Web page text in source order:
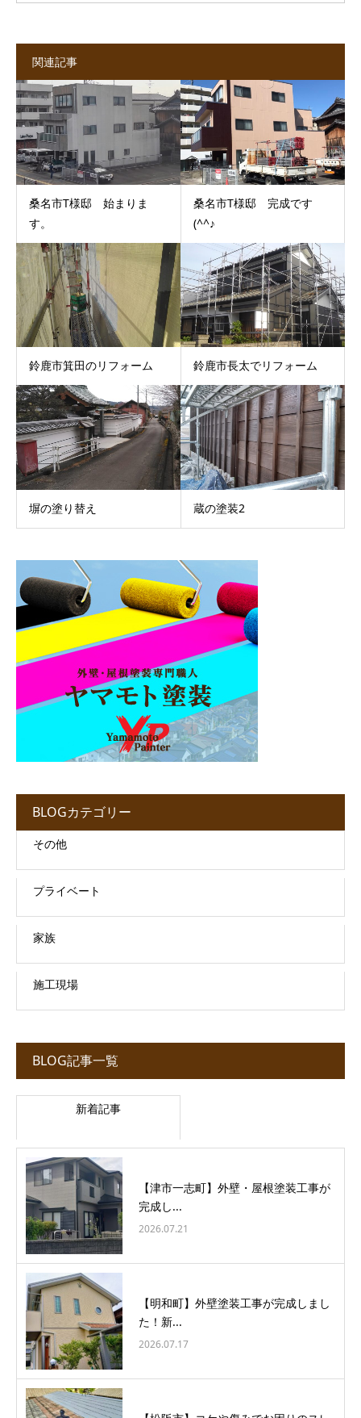
関連記事
桑名市T様邸 始まりま
す。
桑名市T様邸 完成です
(^^♪
鈴鹿市箕田のリフォーム 鈴鹿市長太でリフォーム
塀の塗り替え 蔵の塗装2
BLOGカテゴリー
その他
プライベート
家族
施工現場
BLOG記事一覧
新着記事
【津市一志町】外壁・屋根塗装工事が
完成し...
2026.07.21
【明和町】外壁塗装工事が完成しまし
た！新...
2026.07.17